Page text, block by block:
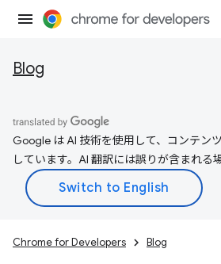
Blog
Google は AI 技術を使用して、コンテン
しています。AI 翻訳には誤りが含まれる
Chrome for Developers Blog